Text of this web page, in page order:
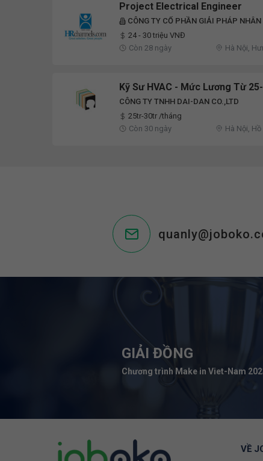
Project Electrical Engineer
CÔNG TY CỔ PHẦN GIẢI PHÁP
24 - 30 triệu VNĐ
Còn 28 ngày
Hà Nội,
Kỹ Sư HVAC - Mức Lương Từ
CÔNG TY TNHH DAI-DAN CO.,LTD
25tr-30tr /tháng
Còn 30 ngày
Hà Nội,
GIẢI ĐỒNG
Chương trình Make in Viet-Nam
VỀ